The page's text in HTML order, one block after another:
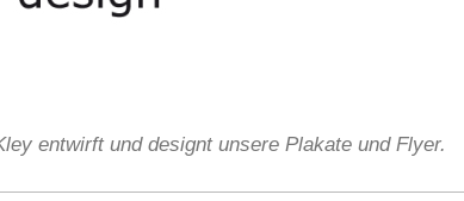
entwirft und designt unsere Plakate und Flyer.